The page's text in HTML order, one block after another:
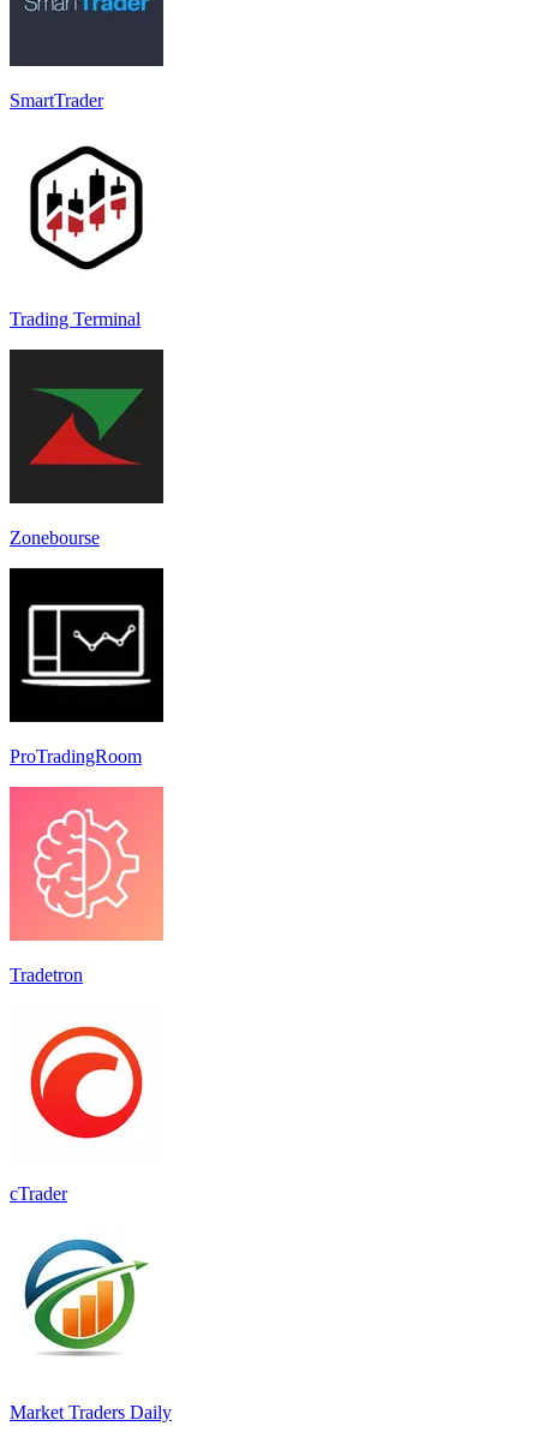
SmartTrader
Trading Terminal
Zonebourse
ProTradingRoom
Tradetron
cTrader
Market Traders Daily